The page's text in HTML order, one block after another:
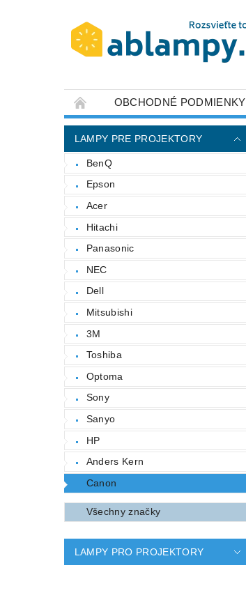
OBCHODNÉ PODMIENKY
LAMPY PRE PROJEKTORY
BenQ
Epson
Acer
Hitachi
Panasonic
NEC
Dell
Mitsubishi
3M
Toshiba
Optoma
Sony
Sanyo
HP
Anders Kern
Canon
Všechny značky
LAMPY PRO PROJEKTORY